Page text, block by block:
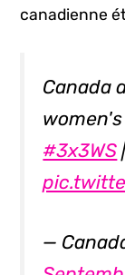
canadienne
Canada
women's
#3x3WS
—